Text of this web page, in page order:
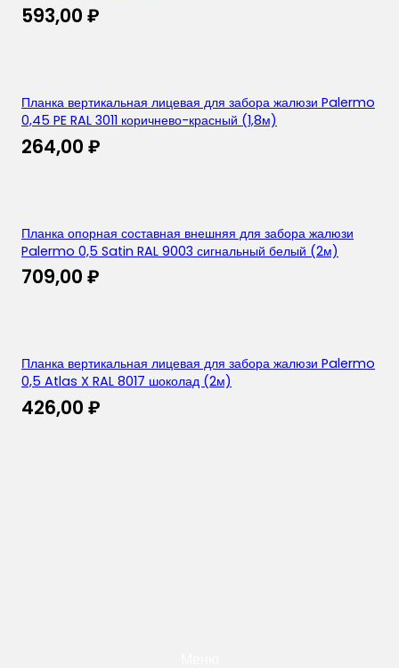
593,00 ₽
Планка вертикальная лицевая для забора жалюзи Palermo
0,45 PE RAL 3011 коричнево-красный (1,8м)
264,00 ₽
Планка опорная составная внешняя для забора жалюзи
Palermo 0,5 Satin RAL 9003 сигнальный белый (2м)
709,00 ₽
Планка вертикальная лицевая для забора жалюзи Palermo
0,5 Atlas X RAL 8017 шоколад (2м)
426,00 ₽